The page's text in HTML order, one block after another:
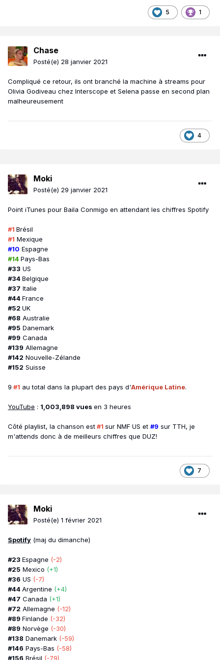
5 1
Chase
Posté(e) 28 janvier 2021
Compliqué ce retour, ils ont branché la machine à streams pour
Olivia Godiveau chez Interscope et Selena passe en second plan
malheureusement
4
Moki
Posté(e) 29 janvier 2021
Point iTunes pour Baila Conmigo en attendant les chiffres Spotify
#1 Brésil
#1 Mexique
#10 Espagne
#14Pays-Bas
#33 US
#34Belgique
#37 Italie
#44France
#52 UK
#68 Australie
#95 Danemark
#99 Canada
#139 Allemagne
#142 Nouvelle-Zélande
#152 Suisse
9 #1 au total dans la plupart des pays d'Amérique Latine.
YouTube : 1,003,898 vues en 3 heures
Côté playlist, la chanson est#1 sur NMF US et #9 sur TTH, je
m'attends donc à de meilleurs chiffres que DUZ!
7
Moki
Posté(e) 1 février 2021
Spotify (maj du dimanche)
#23 Espagne (-2)
#25 Mexico (+1)
#36 US (-7)
#44Argentine (+4)
#47 Canada (+1)
#72 Allemagne (-12)
#89 Finlande (-32)
#89 Norvège (-30)
#138 Danemark (-59)
#146 Pays-Bas (-58)
#156 Brésil (-79)